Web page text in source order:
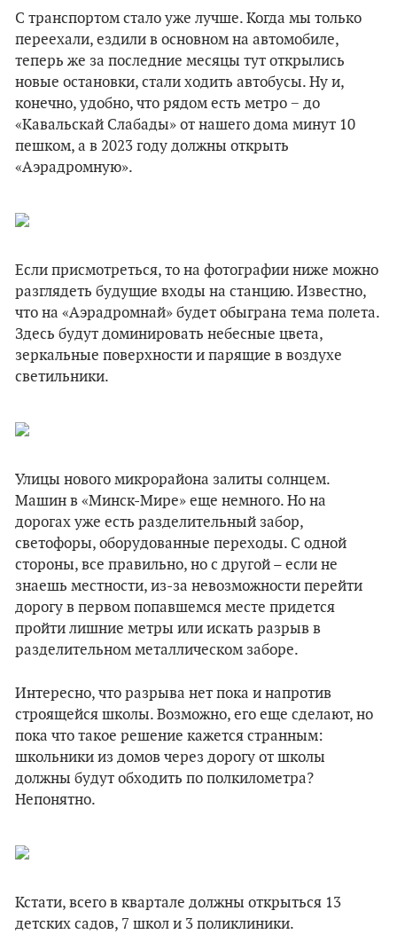
С транспортом стало уже лучше. Когда мы только
переехали, ездили в основном на автомобиле,
теперь же за последние месяцы тут открылись
новые остановки, стали ходить автобусы. Ну и,
конечно, удобно, что рядом есть метро − до
«Кавальскай Слабады» от нашего дома минут 10
пешком, а в 2023 году должны открыть
«Аэрадромную».
Если присмотреться, то на фотографии ниже можно
разглядеть будущие входы на станцию. Известно,
что на «Аэрадромнай» будет обыграна тема полета.
Здесь будут доминировать небесные цвета,
зеркальные поверхности и парящие в воздухе
светильники.
Улицы нового микрорайона залиты солнцем.
Машин в «Минск-Мире» еще немного. Но на
дорогах уже есть разделительный забор,
светофоры, оборудованные переходы. С одной
стороны, все правильно, но с другой – если не
знаешь местности, из-за невозможности перейти
дорогу в первом попавшемся месте придется
пройти лишние метры или искать разрыв в
разделительном металлическом заборе.
Интересно, что разрыва нет пока и напротив
строящейся школы. Возможно, его еще сделают, но
пока что такое решение кажется странным:
школьники из домов через дорогу от школы
должны будут обходить по полкилометра?
Непонятно.
Кстати, всего в квартале должны открыться 13
детских садов, 7 школ и 3 поликлиники.